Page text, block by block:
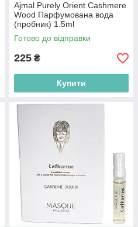
Ajmal Purely Orient Cashmere
Wood Парфумована вода
(пробник) 1.5ml
(2000220015868)
Готово до відправки
225 ₴
Купити